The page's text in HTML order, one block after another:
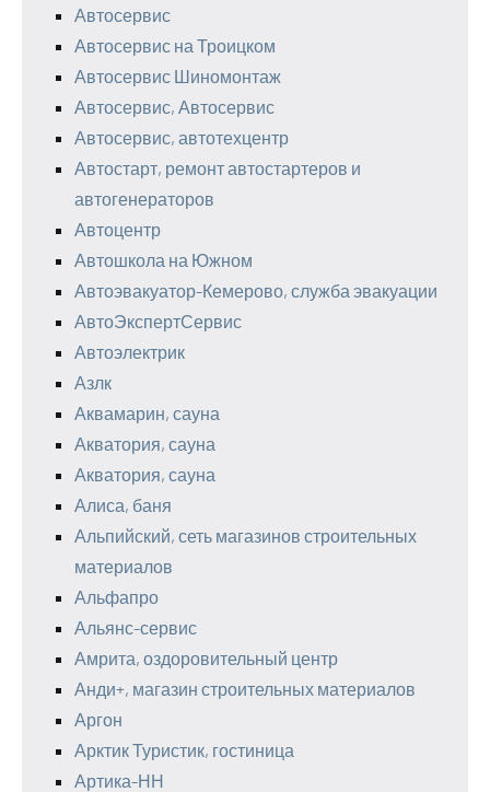
Автосервис
Автосервис на Троицком
Автосервис Шиномонтаж
Автосервис, Автосервис
Автосервис, автотехцентр
Автостарт, ремонт автостартеров и
автогенераторов
Автоцентр
Автошкола на Южном
Автоэвакуатор-Кемерово, служба эвакуации
АвтоЭкспертСервис
Автоэлектрик
Азлк
Аквамарин, сауна
Акватория, сауна
Акватория, сауна
Алиса, баня
Альпийский, сеть магазинов строительных
материалов
Альфапро
Альянс-сервис
Амрита, оздоровительный центр
Анди+, магазин строительных материалов
Аргон
Арктик Туристик, гостиница
Артика-НН